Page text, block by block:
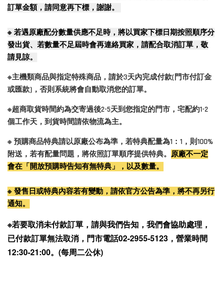
訂單金額，請同意再下標，謝謝。
※ 若遇原廠配分數量供應不足時，將以買家下標日期按照順序分
發出貨、若數量不足屆時會再連絡買家，請配合取消訂單，敬
請見諒。
※主機類商品與指定特殊商品，請於3天內完成付款(門市付訂金
或匯款)，否則系統將會自動取消您的訂單。
※超商取貨時間約為交寄過後2-5天到您指定的門市，宅配約1-2
個工作天，到貨時間請依物流為主。
※ 預購商品特典請以原廠公布為準，若特典配量為1：1，則100%
附送，若有配量問題，將依照訂單順序提供特典。 原廠不一定
會在「開放預購時告知有無特典」，以及數量。
※ 發售日或特典內容若有變動，請依官方公告為準，將不再另行
通知。
※若要取消未付款訂單，請與我們告知，我們會協助處理，
已付款訂單無法取消，門市電話02-2955-5123，營業時間
12:30-21:00。(每周二公休)